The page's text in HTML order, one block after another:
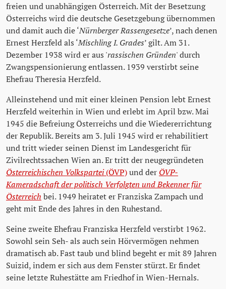
freien und unabhängigen Österreich. Mit der Besetzung
Österreichs wird die deutsche Gesetzgebung übernommen
und damit auch die ‘Nürnberger Rassengesetze’, nach denen
Ernest Herzfeld als ‘Mischling I. Grades’ gilt. Am 31.
Dezember 1938 wird er aus 'rassischen Gründen' durch
Zwangspensionierung entlassen. 1939 verstirbt seine
Ehefrau Theresia Herzfeld.
Alleinstehend und mit einer kleinen Pension lebt Ernest
Herzfeld weiterhin in Wien und erlebt im April bzw. Mai
1945 die Befreiung Österreichs und die Wiedererrichtung
der Republik. Bereits am 3. Juli 1945 wird er rehabilitiert
und tritt wieder seinen Dienst im Landesgericht für
Zivilrechtssachen Wien an. Er tritt der neugegründeten
Österreichischen Volkspartei(ÖVP)und der ÖVP-
Kameradschaft der politisch Verfolgten und Bekenner für
Österreich bei. 1949 heiratet er Franziska Zampach und
geht mit Ende des Jahres in den Ruhestand.
Seine zweite Ehefrau Franziska Herzfeld verstirbt 1962.
Sowohl sein Seh- als auch sein Hörvermögen nehmen
dramatisch ab. Fast taub und blind begeht er mit 89 Jahren
Suizid, indem er sich aus dem Fenster stürzt. Er findet
seine letzte Ruhestätte am Friedhof in Wien-Hernals.